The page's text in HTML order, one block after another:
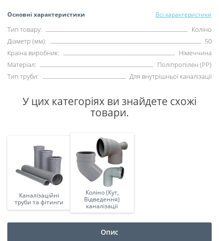
Основні характеристики Всі характеристики
Тип товару:
Коліно
Діаметр (мм):
50
Країна виробник:
Німеччина
Матеріал:
Поліпропілен (PP)
Тип труби:
Для внутрішньої каналізації
У цих категоріях ви знайдете схожі
товари.
Каналізаційні
труби та фітинги
Коліно (Кут,
Відведення)
каналізації
Опис